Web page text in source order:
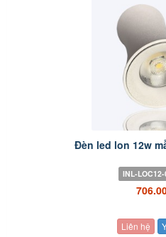
Đèn led lon 12w
INL-
Liên hệ